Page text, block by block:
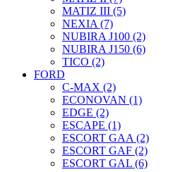
MATIZ III (5)
NEXIA (7)
NUBIRA J100 (2)
NUBIRA J150 (6)
TICO (2)
FORD
C-MAX (2)
ECONOVAN (1)
EDGE (2)
ESCAPE (1)
ESCORT GAA (2)
ESCORT GAF (2)
ESCORT GAL (6)